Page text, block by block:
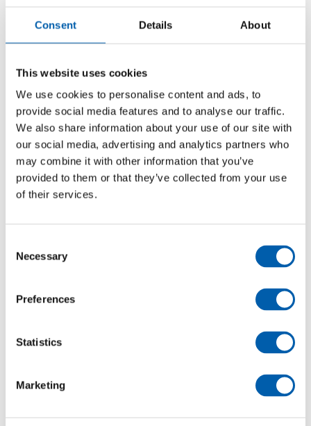
Consent Details About
This website uses cookies
We use cookies to personalise content and ads, to
provide social media features and to analyse our traffic.
We also share information about your use of our site with
our social media, advertising and analytics partners who
may combine it with other information that you’ve
provided to them or that they’ve collected from your use
of their services.
Selection
Necessary
Preferences
Statistics
Marketing
Tankbils oversigt
Pumpesystem
Mælkeprøver